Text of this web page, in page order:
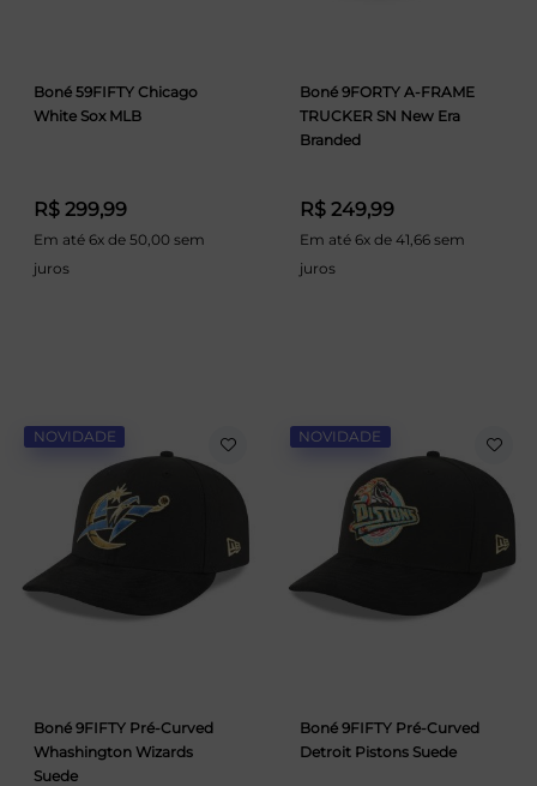
Boné 59FIFTY Chicago
White Sox MLB
R$ 299,99
Em até 6x de 50,00 sem
juros
Boné 9FORTY A-FRAME
TRUCKER SN New Era
Branded
R$ 249,99
Em até 6x de 41,66 sem
juros
NOVIDADE
Boné 9FIFTY Pré-Curved
Whashington Wizards
Suede
NOVIDADE
Boné 9FIFTY Pré-Curved
Detroit Pistons Suede